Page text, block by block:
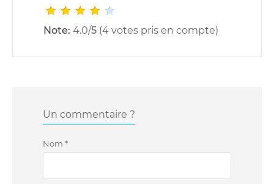
Note: 4.0/5 (4 votes pris en compte)
Un commentaire ?
Nom *